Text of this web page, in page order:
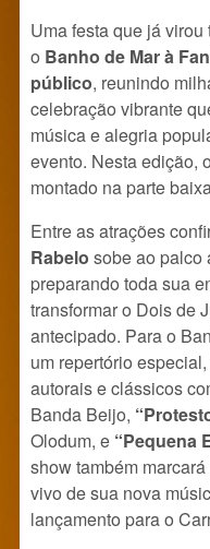
Uma festa que já
o Banho de Mar à
público, reunindo
celebração vibrante
música e alegria
evento. Nesta edição,
montado na parte
Entre as atrações
Rabelo sobe ao palco
preparando toda sua
transformar o Dois de
antecipado. Para o
um repertório
autorais e clássicos
Banda Beijo,
Olodum, e “Pequena
show também
vivo de sua nova
lançamento para o